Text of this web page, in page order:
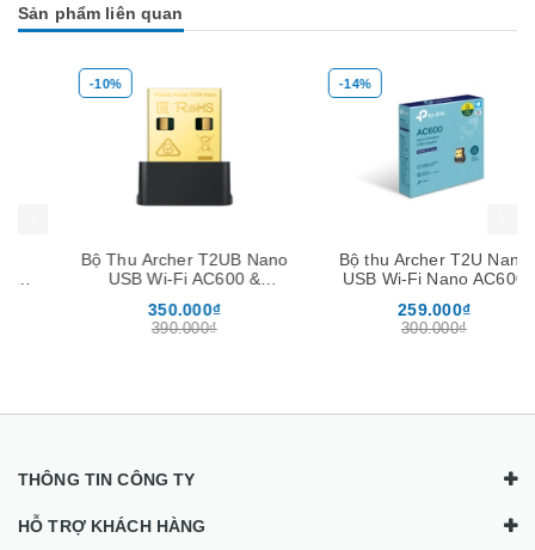
Sản phẩm liên quan
Bộ Thu Archer T2UB Nano
USB Wi-Fi AC600 &
350.000₫
390.000₫
Bộ thu Archer T2U Nano
USB Wi-Fi Nano AC600
259.000₫
300.000₫
THÔNG TIN CÔNG TY
HỖ TRỢ KHÁCH HÀNG